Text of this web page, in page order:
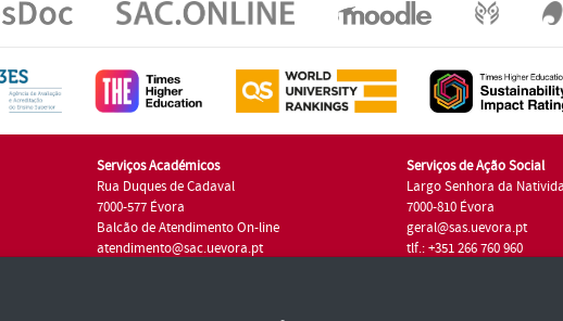
Serviços Académicos
Rua Duques de Cadaval
7000-577 Évora
Balcão de Atendimento On-line
atendimento@sac.uevora.pt
Serviços de Ação Social
Largo Senhora da
7000-810 Évora
geral@sas.uevora.pt
tlf.: +351 266 760 960